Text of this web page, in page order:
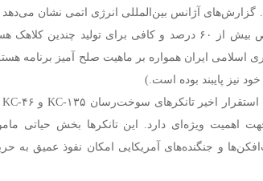
گزارش‌های آژانس بین‌المللی انرژی اتمی نشان می‌دهد
ذخایر اورانیوم غنی‌شده با خلوص بیش از ۶۰ درصد و کافی برای تولید چندین
اسلامی ایران همواره بر ماهیت صلح آمیز برنامه
نیز پایبند بوده است.)
اهمیت ویژه‌ای دارد. این تانکرها بخش حیاتی
و جنگنده‌های آمریکایی امکان نفوذ عمیق به